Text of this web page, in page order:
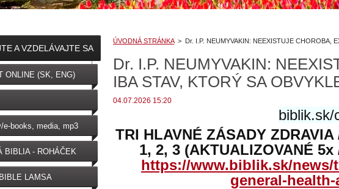
ÚVODNÁ STRÁNKA > Dr. I.P. NEUMYVAKIN: NEEXISTUJE CHOROBA,
Dr. I.P. NEUMYVAKIN:
IBA STAV, KTORÝ SA
04.07.2026 15:20
biblik.sk/
TRI HLAVNÉ ZÁSADY
1, 2, 3 (AKTUALIZOVANÉ
https://www.biblik.sk/news/
general-health-
A VZDELÁVAJTE SA
ONLINE (SK, ENG)
e-books, media, mp3
BIBLIA - ROHÁČEK
LAMSA